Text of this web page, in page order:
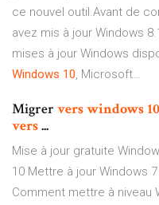
ce nouvel outil.Avant de
avez mis à jour Windows
mises à jour Windows
Windows 10, Microsoft…
Migrer verswindows10
vers...
Mise à jour gratuite
10 Mettre à jour Windows
Comment mettre à niveau